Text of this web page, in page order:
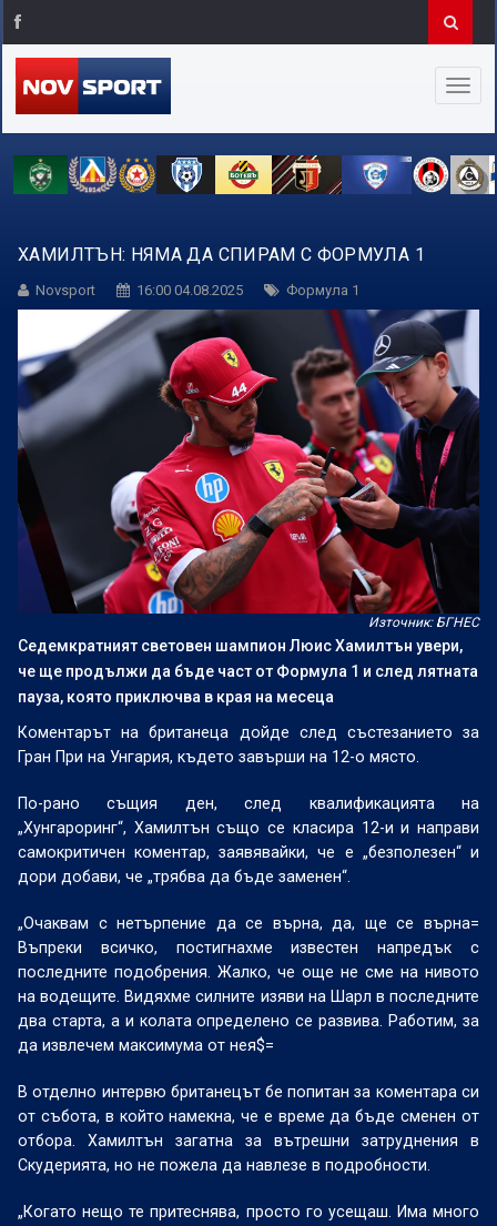
ХАМИЛТЪН: НЯМА ДА СПИРАМ С ФОРМУЛА 1
Novsport 16:00 04.08.2025 Формула 1
Източник: БГНЕС
Седемкратният световен шампион Люис Хамилтън увери,
че ще продължи да бъде част от Формула 1 и след лятната
пауза, която приключва в края на месеца
Коментарът на британеца дойде след състезанието за
Гран При на Унгария, където завърши на 12-о място.
По-рано същия ден, след квалификацията на
„Хунгароринг“, Хамилтън също се класира 12-и и направи
самокритичен коментар, заявявайки, че е „безполезен“ и
дори добави, че „трябва да бъде заменен“.
„Очаквам с нетърпение да се върна, да, ще се върна=
Въпреки всичко, постигнахме известен напредък с
последните подобрения. Жалко, че още не сме на нивото
на водещите. Видяхме силните изяви на Шарл в последните
два старта, а и колата определено се развива. Работим, за
да извлечем максимума от нея$=
В отделно интервю британецът бе попитан за коментара си
от събота, в който намекна, че е време да бъде сменен от
отбора. Хамилтън загатна за вътрешни затруднения в
Скудерията, но не пожела да навлезе в подробности.
„Когато нещо те притеснява, просто го усещаш. Има много